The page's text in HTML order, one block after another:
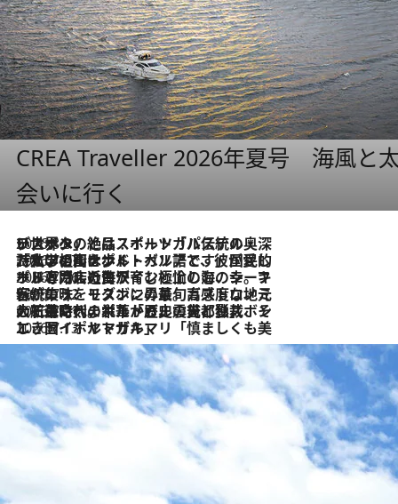
CREA Traveller 2026年夏号 海風と
会いに行く
2026.8.8
リスボンの絶品スイーツ「パステル・デ・ナタ」とは？ポルトガル伝統の奥深い世界へ
2026.7.27
「私の祖国はポルトガル語です」国民的詩人フェルナンド・ペソアと、彼が愛した文学の街を歩く
2026.7.26
ポルトガル近海が育む極上の海の幸。キリリと冷えた白ワインと愉しむ、シーフード専門店の贅沢
2026.7.22
伝統の味をモダンに昇華。高感度な地元客が集う、リスボンの最旬ガストロノミー
2026.7.21
大航海時代の栄華から、震災、独裁、そして革命へ。ポルトガル・首都リスボンの石畳に刻まれた「歴史の光と影」
2026.7.13
エッセイ・ヤマザキマリ「慎ましくも美しき国 ポルトガル」